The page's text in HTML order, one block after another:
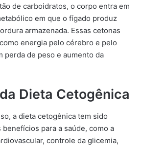
de carboidratos, o corpo entra em
em que o fígado produz
armazenada. Essas cetonas
energia pelo cérebro e pelo
perda de peso e aumento da
Dieta Cetogênica
a dieta cetogênica tem sido
para a saúde, como a
controle da glicemia,